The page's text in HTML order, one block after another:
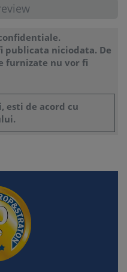
publicata niciodata. De
furnizate nu vor fi
esti de acord cu